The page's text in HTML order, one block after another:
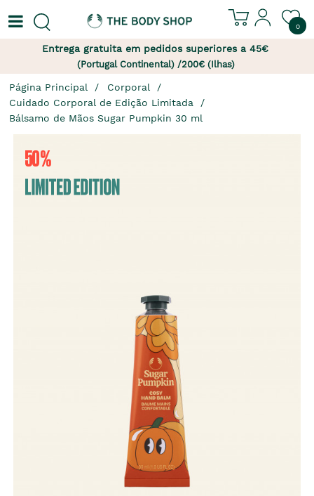
0
Entrega gratuita em pedidos superiores a 45€
(Portugal Continental) /200€ (Ilhas)
Página Principal
Corporal
Cuidado Corporal de Edição Limitada
Bálsamo de Mãos Sugar Pumpkin 30 ml